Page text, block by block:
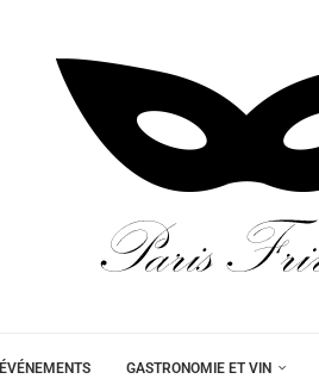
ÉVÉNEMENTS GASTRONOMIE ET VIN